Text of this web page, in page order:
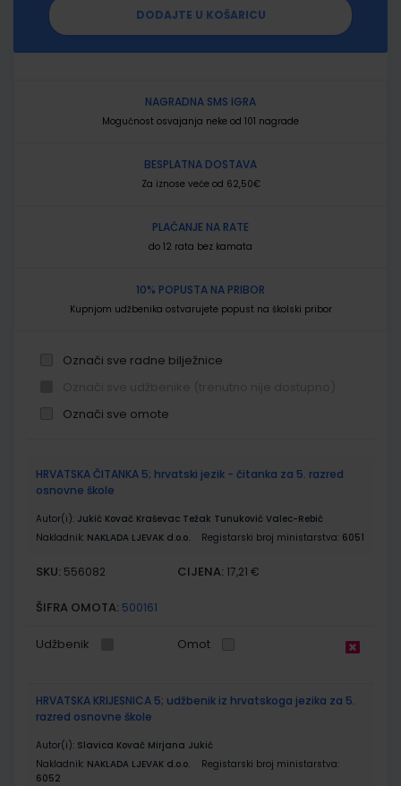
DODAJTE U KOŠARICU
NAGRADNA SMS IGRA
Mogućnost osvajanja neke od 101 nagrade
BESPLATNA DOSTAVA
Za iznose veće od 62,50€
PLAĆANJE NA RATE
do 12 rata bez kamata
10% POPUSTA NA PRIBOR
Kupnjom udžbenika ostvarujete popust na školski pribor
Označi sve radne bilježnice
Označi sve omote
proizvodi
HRVATSKA ČITANKA 5; hrvatski jezik - čitanka za 5. razred
osnovne škole
Autor(i): Jukić Kovač Kraševac Težak Tunuković Valec-Rebić
Nakladnik: NAKLADA LJEVAK d.o.o. Registarski broj ministarstva: 6051
SKU: 556082 CIJENA: 17,21 €
ŠIFRA OMOTA: 500161
Udžbenik Omot
HRVATSKA KRIJESNICA 5; udžbenik iz hrvatskoga jezika za 5.
razred osnovne škole
Autor(i): Slavica Kovač Mirjana Jukić
Nakladnik: NAKLADA LJEVAK d.o.o.
Registarski broj ministarstva:
6052